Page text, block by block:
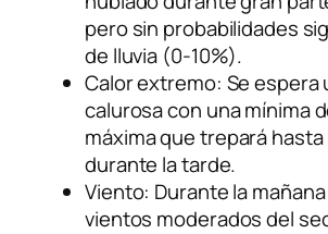
pero sin probabilidades
de lluvia (0-10%).
Calor extremo: Se espera
calurosa con una mínima
máxima que trepará hasta
durante la tarde.
Viento: Durante la
vientos moderados del